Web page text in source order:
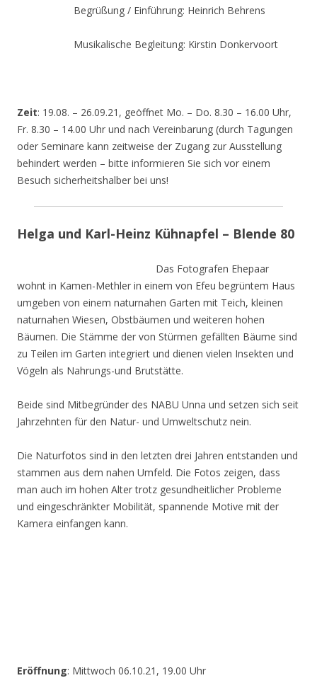
Begrüßung / Einführung: Heinrich Behrens
Musikalische Begleitung: Kirstin Donkervoort
Zeit: 19.08. – 26.09.21, geöffnet Mo. – Do. 8.30 – 16.00 Uhr,
Fr. 8.30 – 14.00 Uhr und nach Vereinbarung (durch Tagungen
oder Seminare kann zeitweise der Zugang zur Ausstellung
behindert werden – bitte informieren Sie sich vor einem
Besuch sicherheitshalber bei uns!
Helga und Karl-Heinz Kühnapfel – Blende 80
Das Fotografen Ehepaar
wohnt in Kamen-Methler in einem von Efeu begrüntem Haus
umgeben von einem naturnahen Garten mit Teich, kleinen
naturnahen Wiesen, Obstbäumen und weiteren hohen
Bäumen. Die Stämme der von Stürmen gefällten Bäume sind
zu Teilen im Garten integriert und dienen vielen Insekten und
Vögeln als Nahrungs-und Brutstätte.
Beide sind Mitbegründer des NABU Unna und setzen sich seit
Jahrzehnten für den Natur- und Umweltschutz nein.
Die Naturfotos sind in den letzten drei Jahren entstanden und
stammen aus dem nahen Umfeld. Die Fotos zeigen, dass
man auch im hohen Alter trotz gesundheitlicher Probleme
und eingeschränkter Mobilität, spannende Motive mit der
Kamera einfangen kann.
Eröffnung: Mittwoch 06.10.21, 19.00 Uhr